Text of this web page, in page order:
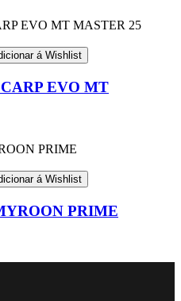
á Wishlist
EVO MT
á Wishlist
PRIME